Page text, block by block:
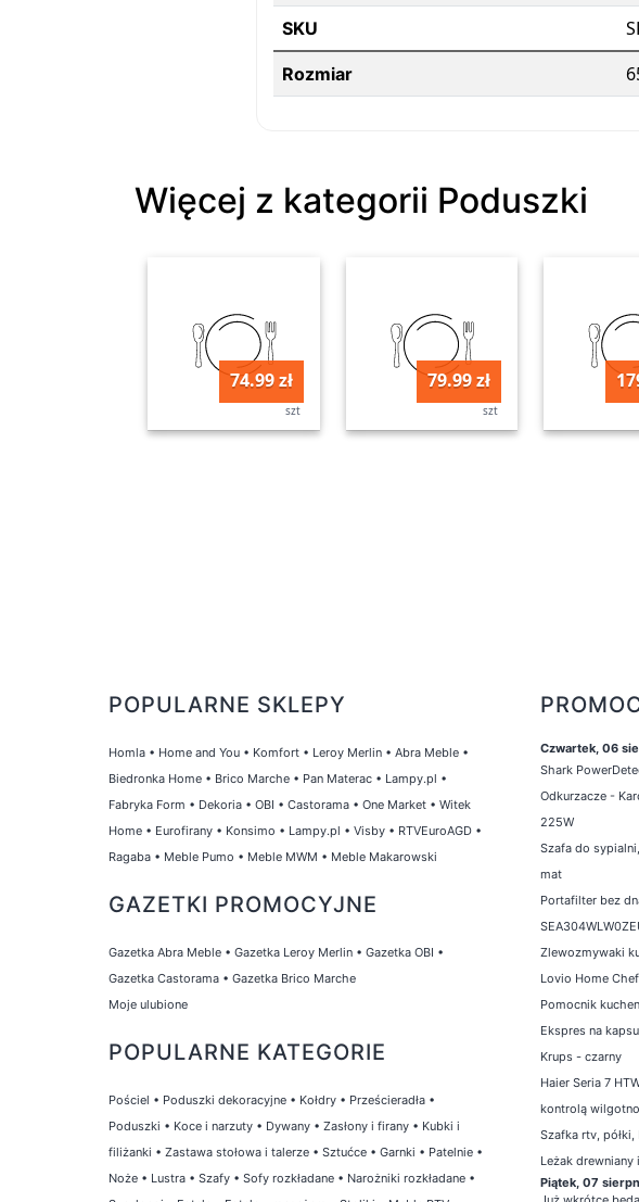
SKU
Rozmiar
Więcej z kategorii Poduszki
74.99 zł
szt
79.99 zł
szt
POPULARNE SKLEPY
Homla • Home and You • Komfort • Leroy Merlin • Abra Meble •
Biedronka Home • Brico Marche • Pan Materac • Lampy.pl •
Fabryka Form • Dekoria • OBI • Castorama • One Market • Witek
Home • Eurofirany • Konsimo • Lampy.pl • Visby • RTVEuroAGD •
Ragaba • Meble Pumo • Meble MWM • Meble Makarowski
GAZETKI PROMOCYJNE
Gazetka Abra Meble • Gazetka Leroy Merlin • Gazetka OBI •
Gazetka Castorama • Gazetka Brico Marche
Moje ulubione
POPULARNE KATEGORIE
Pościel • Poduszki dekoracyjne • Kołdry • Prześcieradła •
Poduszki • Koce i narzuty • Dywany • Zasłony i firany • Kubki i
filiżanki • Zastawa stołowa i talerze • Sztućce • Garnki • Patelnie •
Noże • Lustra • Szafy • Sofy rozkładane • Narożniki rozkładane •
Czwartek, 06
Shark
Odkurzacze -
225W
Szafa do
mat
Portafilter bez
Zlewozmywaki
Lovio Home
Pomocnik
Ekspres na
Krups - czarny
Haier Seria 7
kontrolą
Szafka rtv,
Leżak
Piątek, 07